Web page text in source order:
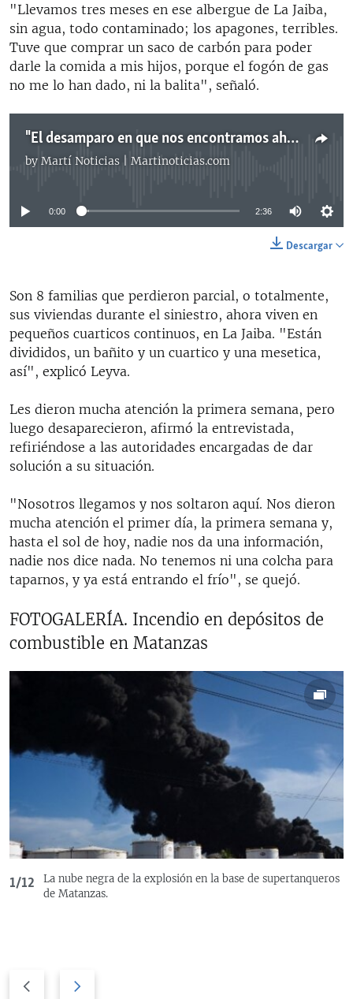
"Llevamos tres meses en ese albergue de La Jaiba,
sin agua, todo contaminado; los apagones, terribles.
Tuve que comprar un saco de carbón para poder
darle la comida a mis hijos, porque el fogón de gas
no me lo han dado, ni la balita", señaló.
"El desamparo en que nos encontramos ahora deja mucho que desear"
by Martí Noticias | Martinoticias.com
No media source currently available
0:00 2:36
Descargar
Son 8 familias que perdieron parcial, o totalmente,
sus viviendas durante el siniestro, ahora viven en
pequeños cuarticos continuos, en La Jaiba. "Están
divididos, un bañito y un cuartico y una mesetica,
así", explicó Leyva.
Les dieron mucha atención la primera semana, pero
luego desaparecieron, afirmó la entrevistada,
refiriéndose a las autoridades encargadas de dar
solución a su situación.
"Nosotros llegamos y nos soltaron aquí. Nos dieron
mucha atención el primer día, la primera semana y,
hasta el sol de hoy, nadie nos da una información,
nadie nos dice nada. No tenemos ni una colcha para
taparnos, y ya está entrando el frío", se quejó.
FOTOGALERÍA. Incendio en depósitos de
combustible en Matanzas
1/12
La nube negra de la explosión en la base de supertanqueros
de Matanzas.